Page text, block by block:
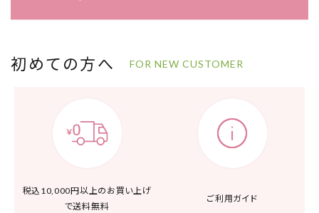
初めての方へ FOR NEW CUSTOMER
税込10,000円以上の お買い上げ
で送料無料
ご利用ガイド